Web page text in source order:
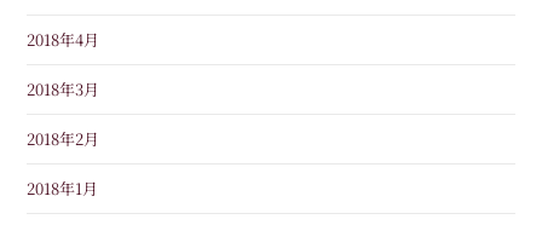
2018年4月
2018年3月
2018年2月
2018年1月